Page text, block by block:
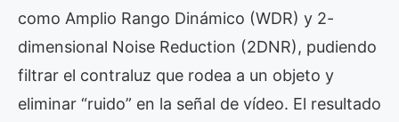
como Amplio Rango Dinámico (WDR) y 2-
dimensional Noise Reduction (2DNR), pudiendo
filtrar el contraluz que rodea a un objeto y
eliminar “ruido” en la señal de vídeo. El resultado